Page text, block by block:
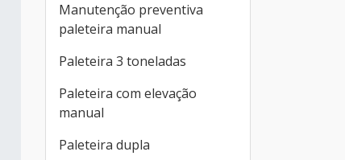
Manutenção preventiva
paleteira manual
Paleteira 3 toneladas
Paleteira com elevação
manual
Paleteira dupla